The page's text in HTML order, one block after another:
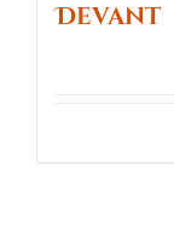
Devant